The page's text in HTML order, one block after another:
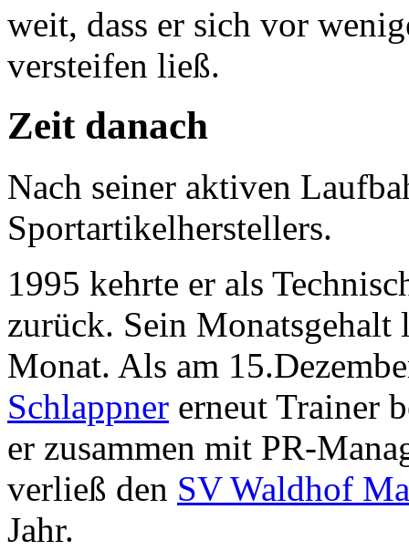
weit, dass er sich vor
versteifen ließ.
Zeit danach
Nach seiner aktiven
Sportartikelherstellers.
1995 kehrte er als
zurück. Sein
Monat. Als am
Schlappner erneut Trainer
er zusammen mit PR-
verließ den SV Waldhof
Jahr.